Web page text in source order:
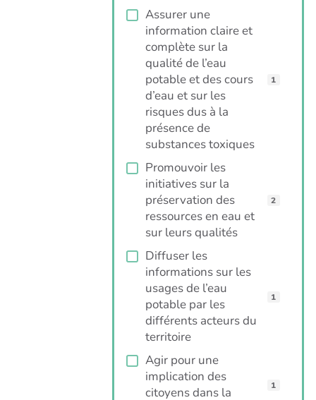
Assurer une
information claire et
complète sur la
qualité de l’eau
potable et des cours
d’eau et sur les
risques dus à la
présence de
substances toxiques
1
Promouvoir les
initiatives sur la
préservation des
ressources en eau et
sur leurs qualités
2
Diffuser les
informations sur les
usages de l’eau
potable par les
différents acteurs du
territoire
1
Agir pour une
implication des
citoyens dans la
1